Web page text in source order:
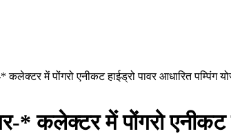
में पोंगरो एनीकट हाईड्रो पावर आधारित पम्पिंग
* कलेक्टर में पोंगरो एनीकट